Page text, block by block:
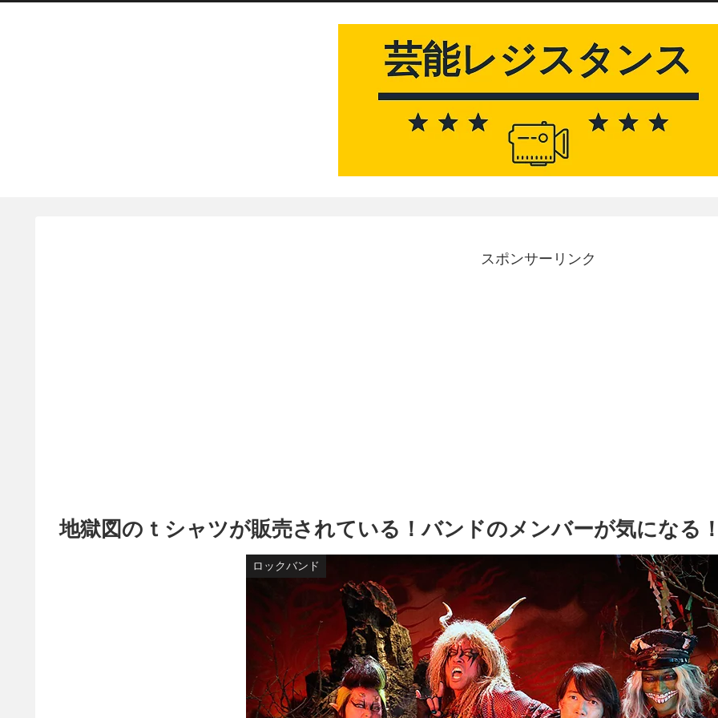
スポンサーリンク
地獄図のｔシャツが販売されている！バンドのメンバーが気になる
ロックバンド